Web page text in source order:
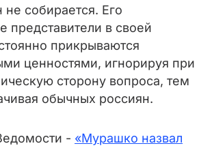
не собирается. Его
представители в своей
прикрываются
ценностями, игнорируя при
сторону вопроса, тем
обычных россиян.
- «Мурашко назвал